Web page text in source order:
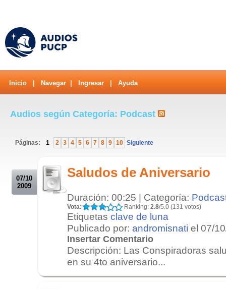
Inicio Navegar Ingresar Ayuda
Audios según Categoría: Podcast
Páginas: 1 2 3 4 5 6 7 8 9 10 Siguiente
07/10
2009
Saludos de Aniversario
Duración: 00:25 | Categoría:
Vota: Ranking: 2.8/5.0 (131 votos)
Etiquetas clave de luna
Publicado por: andromisnati el 07/
Insertar Comentario
Descripción: Las Conspiradoras
en su 4to aniversario...